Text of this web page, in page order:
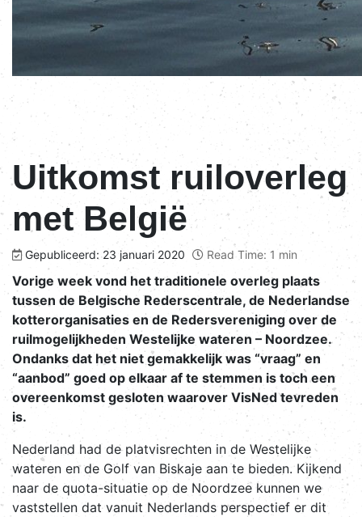
Uitkomst ruiloverleg
met België
Gepubliceerd: 23 januari 2020 Read Time: 1 min
Vorige week vond het traditionele overleg plaats
tussen de Belgische Rederscentrale, de Nederlandse
kotterorganisaties en de Redersvereniging over de
ruilmogelijkheden Westelijke wateren – Noordzee.
Ondanks dat het niet gemakkelijk was “vraag” en
“aanbod” goed op elkaar af te stemmen is toch een
overeenkomst gesloten waarover VisNed tevreden
is.
Nederland had de platvisrechten in de Westelijke
wateren en de Golf van Biskaje aan te bieden. Kijkend
naar de quota-situatie op de Noordzee kunnen we
vaststellen dat vanuit Nederlands perspectief er dit